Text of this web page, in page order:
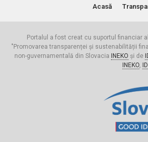
Acasă
Portalul a fost creat cu suportul financiar
"Promovarea transparenței și sustenabilității
non-guvernamentală din Slovacia
INEKO și de
INEKO,